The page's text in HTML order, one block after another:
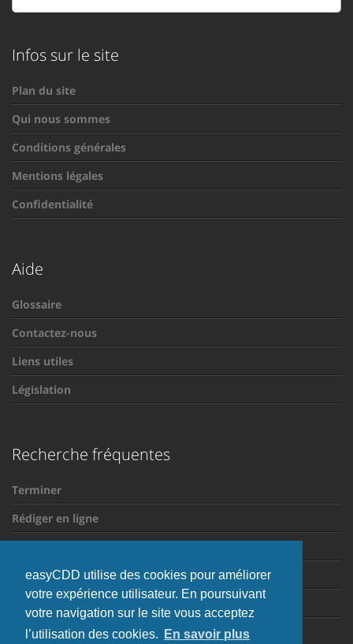
easyCDD utilise des cookies pour améliorer
votre expérience utilisateur. En poursuivant
votre navigation sur le site vous acceptez
l’utilisation des cookies.
En savoir plus
Infos sur le site
Plan du site
Qui nous sommes
Conditions générales
Mentions légales
Confidentialité
Aide
Glossaire
Contactez-nous
Liens utiles
Législation
Recherche fréquentes
Terminer
Rédiger en ligne
La période d'essai
Mentions obligatoires
Motifs de requalification